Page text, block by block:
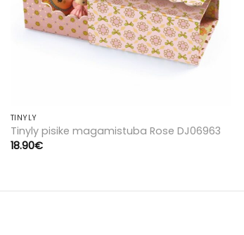
TINYLY
Tinyly pisike magamistuba Rose DJ06963
18.90€